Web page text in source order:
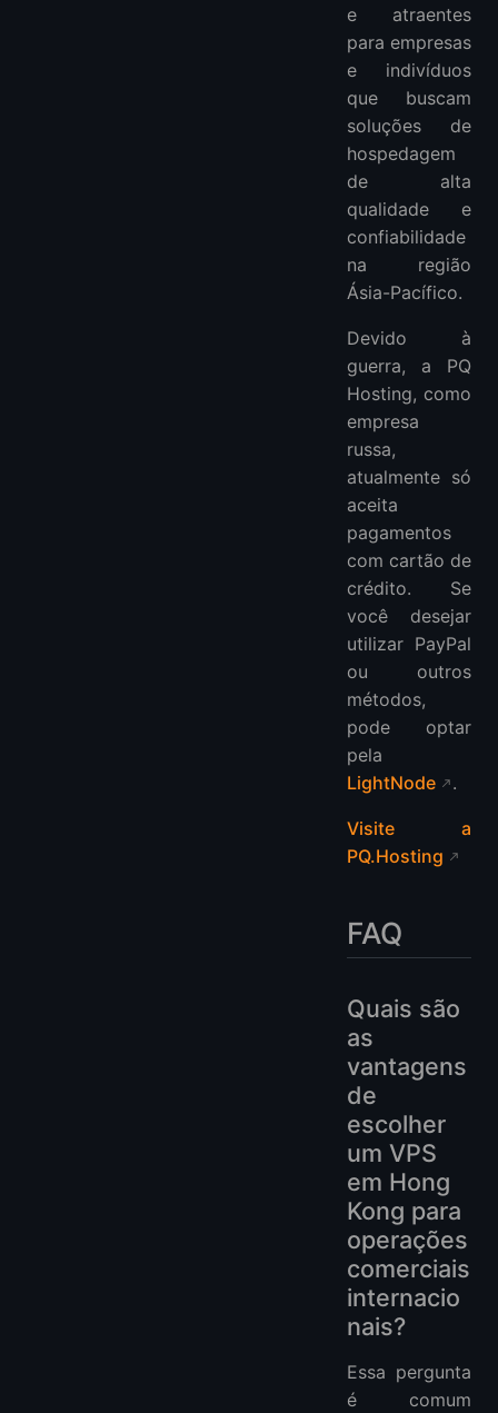
e atraentes
para empresas
e indivíduos
que buscam
soluções de
hospedagem
de alta
qualidade e
confiabilidade
na região
Ásia-Pacífico.
Devido à
guerra, a PQ
Hosting, como
empresa
russa,
atualmente só
aceita
pagamentos
com cartão de
crédito. Se
você desejar
utilizar PayPal
ou outros
métodos,
pode optar
pela
LightNode
.
Visite a
PQ.Hosting
FAQ
Quais são
as
vantagens
de
escolher
um VPS
em Hong
Kong para
operações
comerciais
internacio
nais?
Essa pergunta
é comum